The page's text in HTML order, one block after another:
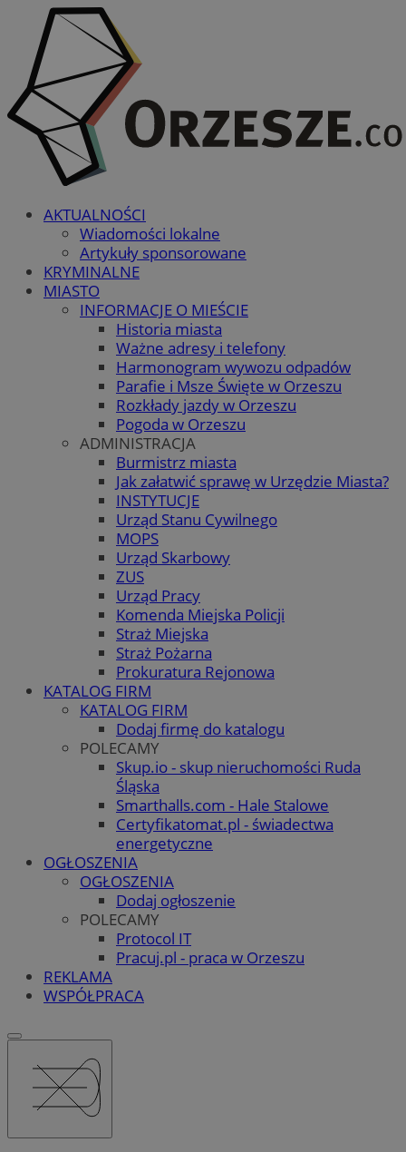
AKTUALNOŚCI
Wiadomości lokalne
Artykuły sponsorowane
KRYMINALNE
MIASTO
INFORMACJE O MIEŚCIE
Historia miasta
Ważne adresy i telefony
Harmonogram wywozu odpadów
Parafie i Msze Święte w Orzeszu
Rozkłady jazdy w Orzeszu
Pogoda w Orzeszu
ADMINISTRACJA
Burmistrz miasta
Jak załatwić sprawę w Urzędzie Miasta?
INSTYTUCJE
Urząd Stanu Cywilnego
MOPS
Urząd Skarbowy
ZUS
Urząd Pracy
Komenda Miejska Policji
Straż Miejska
Straż Pożarna
Prokuratura Rejonowa
KATALOG FIRM
KATALOG FIRM
Dodaj firmę do katalogu
POLECAMY
Skup.io - skup nieruchomości Ruda
Śląska
Smarthalls.com - Hale Stalowe
Certyfikatomat.pl - świadectwa
energetyczne
OGŁOSZENIA
OGŁOSZENIA
Dodaj ogłoszenie
POLECAMY
Protocol IT
Pracuj.pl - praca w Orzeszu
REKLAMA
WSPÓŁPRACA